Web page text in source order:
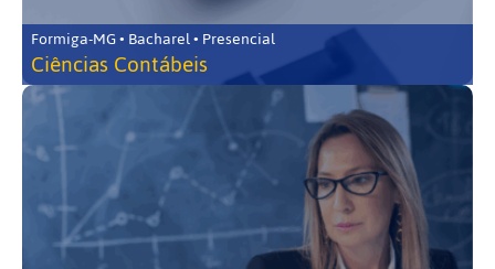
Formiga-MG • Bacharel • Presencial
Ciências Contábeis